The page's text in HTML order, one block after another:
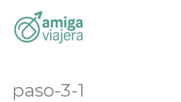
contenido
Cómo pedir una visa para Portugal
paso-3-1